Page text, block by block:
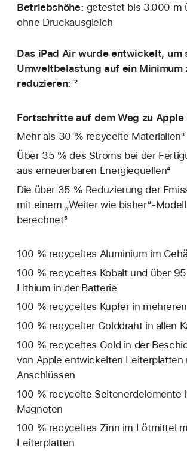
Betriebshöhe: getestet bis 3.000 m
ohne Druckausgleich
Das iPad Air wurde entwickelt, um
Umweltbelastung auf ein Minimum
reduzieren: ²
Fortschritte auf dem Weg zu
Mehr als 30 % recycelte Materialien³
Über 35 % des Stroms bei der
aus erneuerbaren Energiequellen⁴
Die über 35 % Reduzierung der
mit einem „Weiter wie bisher“-
berechnet⁵
100 % recyceltes Aluminium im
100 % recyceltes Kobalt und über
Lithium in der Batterie
100 % recyceltes Kupfer in
100 % recycelter Golddraht in allen
100 % recyceltes Gold in der
von Apple entwickelten Leiterplatten
Anschlüssen
100 % recycelte Seltenerd­elemente
Magneten
100 % recyceltes Zinn im Lötmittel
Leiterplatten